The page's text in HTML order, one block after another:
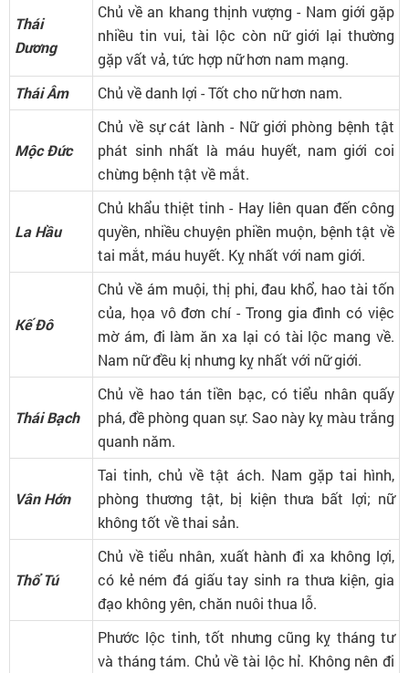
Thái
Dương
Chủ về an khang thịnh vượng - Nam giới gặp
nhiều tin vui, tài lộc còn nữ giới lại thường
gặp vất vả, tức hợp nữ hơn nam mạng.
Thái Âm
Chủ về danh lợi - Tốt cho nữ hơn nam.
Mộc Đức
Chủ về sự cát lành - Nữ giới phòng bệnh tật
phát sinh nhất là máu huyết, nam giới coi
chừng bệnh tật về mắt.
La Hầu
Chủ khẩu thiệt tinh - Hay liên quan đến công
quyền, nhiều chuyện phiền muộn, bệnh tật về
tai mắt, máu huyết. Kỵ nhất với nam giới.
Kế Đô
Chủ về ám muội, thị phi, đau khổ, hao tài tốn
của, họa vô đơn chí - Trong gia đình có việc
mờ ám, đi làm ăn xa lại có tài lộc mang về.
Nam nữ đều kị nhưng kỵ nhất với nữ giới.
Thái Bạch
Chủ về hao tán tiền bạc, có tiểu nhân quấy
phá, đề phòng quan sự. Sao này kỵ màu trắng
quanh năm.
Vân Hớn
Tai tinh, chủ về tật ách. Nam gặp tai hình,
phòng thương tật, bị kiện thưa bất lợi; nữ
không tốt về thai sản.
Thổ Tú
Chủ về tiểu nhân, xuất hành đi xa không lợi,
có kẻ ném đá giấu tay sinh ra thưa kiện, gia
đạo không yên, chăn nuôi thua lỗ.
Phước lộc tinh, tốt nhưng cũng kỵ tháng tư
và tháng tám. Chủ về tài lộc hỉ. Không nên đi